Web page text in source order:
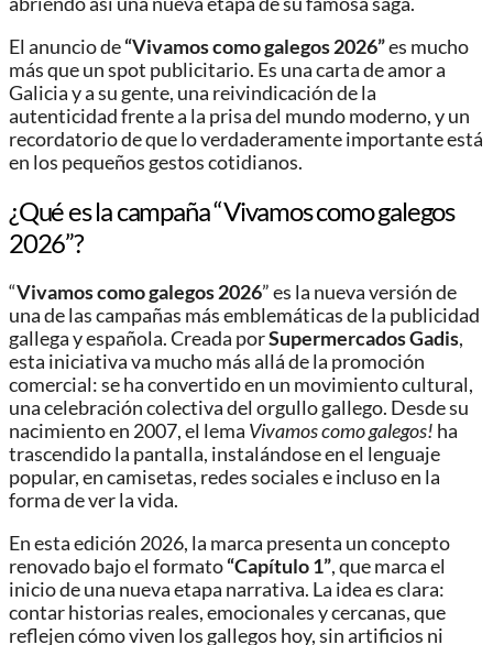
El anuncio de“Vivamos como galegos 2026”es mucho
más que un spot publicitario. Es una carta de amor a
Galicia y a su gente, una reivindicación de la
autenticidad frente a la prisa del mundo moderno, y un
recordatorio de que lo verdaderamente importante está
en los pequeños gestos cotidianos.
¿Qué es la campaña “Vivamos como galegos
2026”?
“Vivamos como galegos 2026” es la nueva versión de
una de las campañas más emblemáticas de la publicidad
gallega y española. Creada porSupermercados Gadis,
esta iniciativa va mucho más allá de la promoción
comercial: se ha convertido en un movimiento cultural,
una celebración colectiva del orgullo gallego. Desde su
nacimiento en 2007, el lema Vivamos como galegos! ha
trascendido la pantalla, instalándose en el lenguaje
popular, en camisetas, redes sociales e incluso en la
forma de ver la vida.
En esta edición 2026, la marca presenta un concepto
renovado bajo el formato“Capítulo 1”, que marca el
inicio de una nueva etapa narrativa. La idea es clara:
contar historias reales, emocionales y cercanas, que
reflejen cómo viven los gallegos hoy, sin artificios ni